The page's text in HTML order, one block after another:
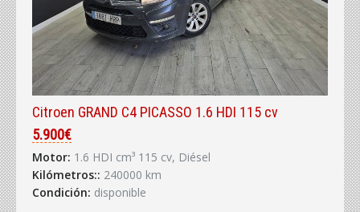
Citroen GRAND C4 PICASSO 1.6 HDI 115 cv
5.900€
Motor: 1.6 HDI cm³ 115 cv, Diésel
Kilómetros:: 240000 km
Condición: disponible